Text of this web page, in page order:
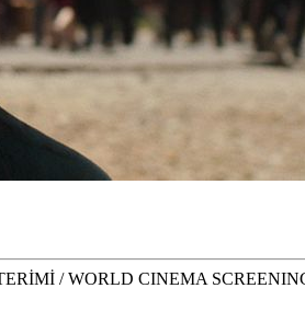
/ WORLD CINEMA